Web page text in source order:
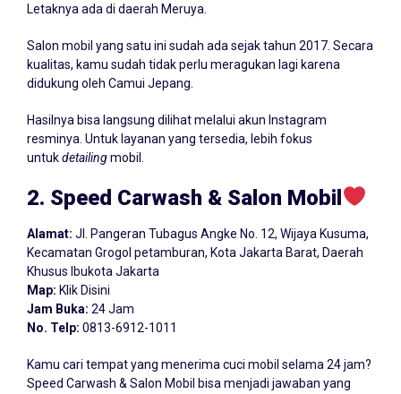
Letaknya ada di daerah Meruya.
Salon mobil yang satu ini sudah ada sejak tahun 2017. Secara
kualitas, kamu sudah tidak perlu meragukan lagi karena
didukung oleh Camui Jepang.
Hasilnya bisa langsung dilihat melalui akun Instagram
resminya. Untuk layanan yang tersedia, lebih fokus
untukdetailingmobil.
2. Speed Carwash & Salon Mobil
Alamat: Jl. Pangeran Tubagus Angke No. 12, Wijaya Kusuma,
Kecamatan Grogol petamburan, Kota Jakarta Barat, Daerah
Khusus Ibukota Jakarta
Map: Klik Disini
Jam Buka: 24 Jam
No. Telp: 0813-6912-1011
Kamu cari tempat yang menerima cuci mobil selama 24 jam?
Speed Carwash & Salon Mobil bisa menjadi jawaban yang